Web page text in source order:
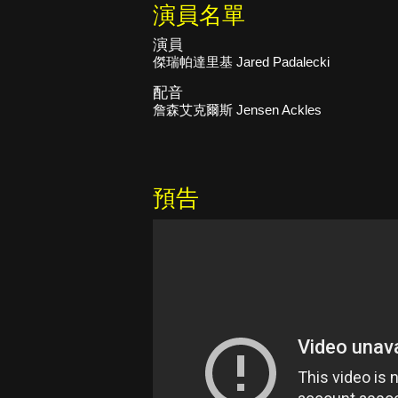
演員名單
演員
傑瑞帕達里基 Jared Padalecki
配音
詹森艾克爾斯 Jensen Ackles
預告